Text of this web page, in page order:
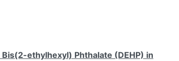
ethylhexyl) Phthalate (DEHP) in